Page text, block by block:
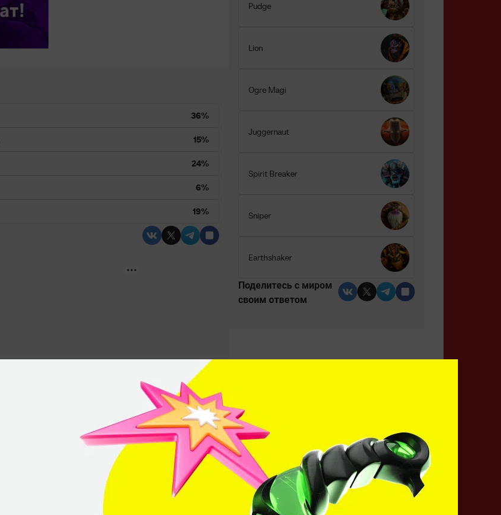
36%
15%
24%
6%
19%
Pudge
Lion
Ogre Magi
Juggernaut
Spirit Breaker
Sniper
Earthshaker
Поделитесь c миром
своим ответом